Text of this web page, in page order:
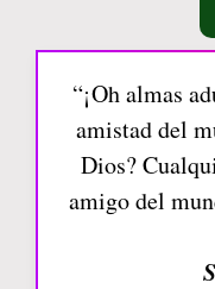
“¡Oh almas
amistad del
Dios?
amigo del